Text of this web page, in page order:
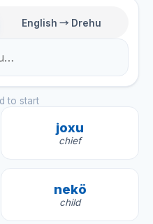
English → Drehu
to start
joxu
chief
nekö
child